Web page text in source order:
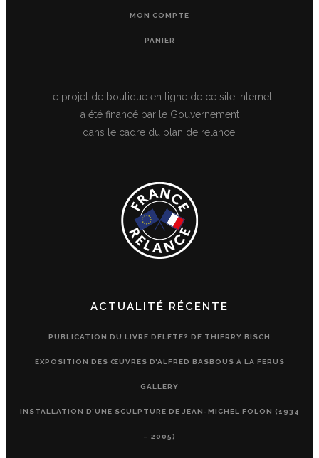
MON COMPTE
PANIER
Le projet de boutique en ligne de ce site internet
a été financé par le Gouvernement
dans le cadre du plan de relance.
ACTUALITÉ RÉCENTE
PUBLICATION DU LIVRE DELETE? DE THIERRY BISCH
EXPOSITION DES ŒUVRES D’ALFRED BASBOUS À LA FERUS
GALLERY
INSTALLATION D’UNE SCULPTURE DE JEAN-MICHEL FOLON (1934
– 2005)